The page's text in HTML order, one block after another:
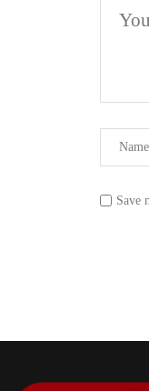
Save